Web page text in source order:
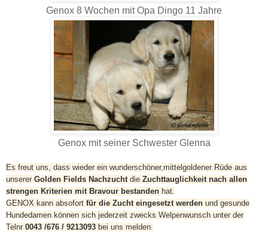
Genox 8 Wochen mit Opa Dingo 11 Jahre
Genox mit seiner Schwester Glenna
Es freut uns, dass wieder ein wunderschöner,mittelgoldener Rüde aus
unserer Golden Fields Nachzucht die Zuchttauglichkeit nach allen
strengen Kriterien mit Bravour bestanden hat.
GENOX kann absofort für die Zucht eingesetzt werden und gesunde
Hundedamen können sich jederzeit zwecks Welpenwunsch unter der
Telnr 0043 /676 / 9213093 bei uns melden.